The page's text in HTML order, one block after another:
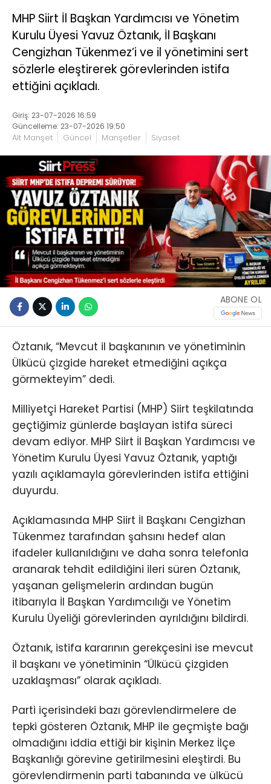
MHP Siirt İl Başkan Yardımcısı ve Yönetim
Kurulu Üyesi Yavuz Öztanık, İl Başkanı
Cengizhan Tükenmez’i ve il yönetimini sert
sözlerle eleştirerek görevlerinden istifa
ettiğini açıkladı.
Giriş: 23-07-2026 16:59
Güncelleme: 23-07-2026 19:50
Alt Manşet Güncel Manşetler Siyaset
ABONE OL
Öztanık, “Mevcut il başkanının ve yönetiminin
Ülkücü çizgide hareket etmediğini açıkça
görmekteyim” dedi.
Milliyetçi Hareket Partisi (MHP) Siirt teşkilatında
geçtiğimiz günlerde başlayan istifa süreci
devam ediyor. MHP Siirt İl Başkan Yardımcısı ve
Yönetim Kurulu Üyesi Yavuz Öztanık, yaptığı
yazılı açıklamayla görevlerinden istifa ettiğini
duyurdu.
Açıklamasında MHP Siirt İl Başkanı Cengizhan
Tükenmez tarafından şahsını hedef alan
ifadeler kullanıldığını ve daha sonra telefonla
aranarak tehdit edildiğini ileri süren Öztanık,
yaşanan gelişmelerin ardından bugün
itibarıyla İl Başkan Yardımcılığı ve Yönetim
Kurulu Üyeliği görevlerinden ayrıldığını bildirdi.
Öztanık, istifa kararının gerekçesini ise mevcut
il başkanı ve yönetiminin “Ülkücü çizgiden
uzaklaşması” olarak açıkladı.
Parti içerisindeki bazı görevlendirmelere de
tepki gösteren Öztanık, MHP ile geçmişte bağı
olmadığını iddia ettiği bir kişinin Merkez İlçe
Başkanlığı görevine getirilmesini eleştirdi. Bu
görevlendirmenin parti tabanında ve ülkücü